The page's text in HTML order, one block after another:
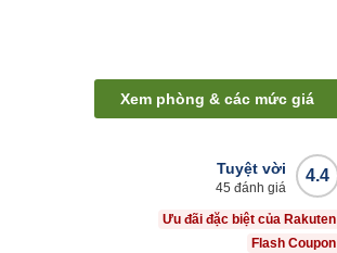
Xem phòng & các mức giá
4.4
Tuyệt vời
45 đánh giá
Ưu đãi đặc biệt của Rakuten
Flash Coupon